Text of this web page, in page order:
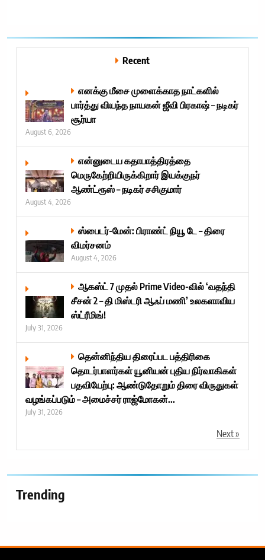
Recent
எனக்கு மீசை முளைக்காத நாட்களில்
பார்த்து வியந்த நாயகன் ஜீவி பிரகாஷ் – நடிகர்
சூர்யா
August 6, 2026
என்னுடைய கதாபாத்திரத்தை
மெருகேற்றியிருக்கிறார் இயக்குநர்
ஆண்ட்ரூஸ் – நடிகர் சசிகுமார்
August 4, 2026
ஸ்பைடர்-மேன்: பிராண்ட் நியூ டே – திரை
விமர்சனம்
August 4, 2026
ஆகஸ்ட் 7 முதல் Prime Video-வில் ‘வதந்தி
சீசன் 2 – தி மிஸ்டரி ஆஃப் மணி’ உலகளாவிய
ஸ்ட்ரீமிங்!
July 31, 2026
தென்னிந்திய திரைப்பட பத்திரிகை
தொடர்பாளர்கள் யூனியன் புதிய நிர்வாகிகள்
பதவியேற்பு: ஆண்டுதோறும் திரை விருதுகள்
வழங்கப்படும் – அமைச்சர் ராஜ்மோகன்...
July 31, 2026
Next »
Trending